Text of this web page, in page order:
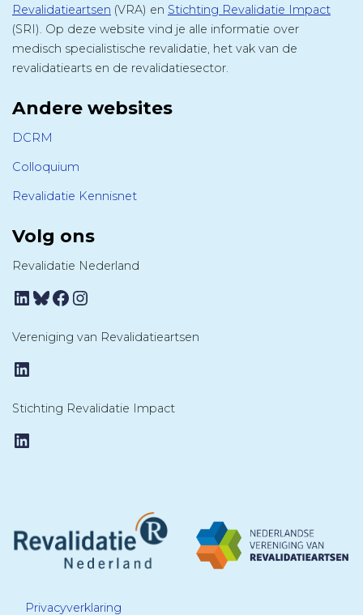
Revalidatieartsen (VRA) en Stichting Revalidatie Impact
(SRI). Op deze website vind je alle informatie over
medisch specialistische revalidatie, het vak van de
revalidatiearts en de revalidatiesector.
Andere websites
DCRM
Colloquium
Revalidatie Kennisnet
Volg ons
Revalidatie Nederland
LinkedIn
Bluesky
Facebook
Instagram
Vereniging van Revalidatieartsen
LinkedIn
Stichting Revalidatie Impact
LinkedIn
Privacyverklaring